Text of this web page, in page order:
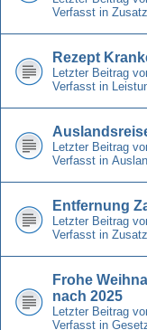
Verfasst in
Rezept
Letzter Beitrag
Verfasst in
Letzter Beitrag
Verfasst in
Entfernung
Letzter Beitrag
Verfasst in
Frohe
nach 2025
Letzter Beitrag
Verfasst in